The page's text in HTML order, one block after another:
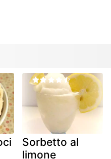
Sorbetto al
limone